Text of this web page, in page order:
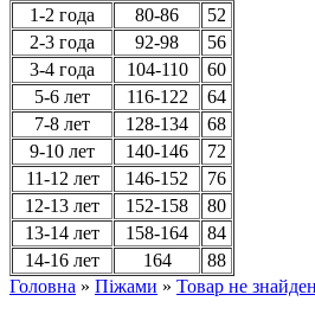
1-2 года
80-86
52
2-3 года
92-98
56
3-4 года
104-110
60
5-6 лет
116-122
64
7-8 лет
128-134
68
9-10 лет
140-146
72
11-12 лет
146-152
76
12-13 лет
152-158
80
13-14 лет
158-164
84
14-16 лет
164
88
Головна » Піжами » Товар не